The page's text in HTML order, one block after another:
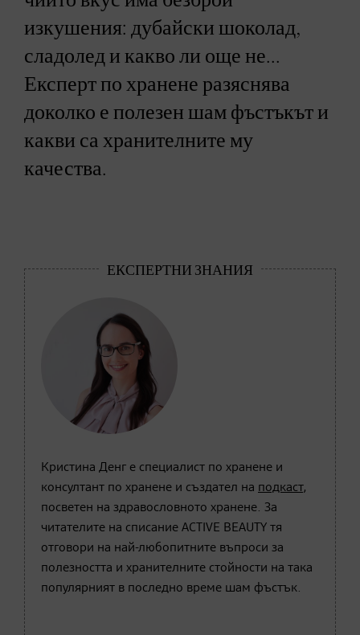
изкушения: дубайски шоколад,
сладолед и какво ли още не...
Експерт по хранене разяснява
доколко е полезен шам фъстъкът и
какви са хранителните му
качества.
Кристина Денг е специалист по хранене и
консултант по хранене и създател на подкаст,
посветен на здравословното хранене. За
читателите на списание ACTIVE BEAUTY тя
отговори на най-любопитните въпроси за
полезността и хранителните стойности на така
популярният в последно време шам фъстък.